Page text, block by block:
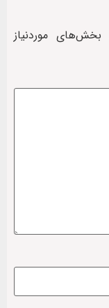
بخش‌های موردنیاز